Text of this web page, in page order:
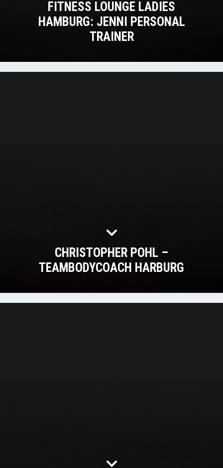
FITNESS LOUNGE LADIES
HAMBURG: JENNI PERSONAL
TRAINER
CHRISTOPHER POHL –
TEAMBODYCOACH HARBURG